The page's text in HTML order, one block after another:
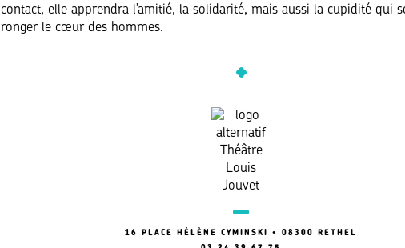
contact, elle apprendra l’amitié, la solidarité, mais aussi la cupidité qui
ronger le cœur des hommes.
16 PLACE HÉLÈNE CYMINSKI • 08300 RETHEL